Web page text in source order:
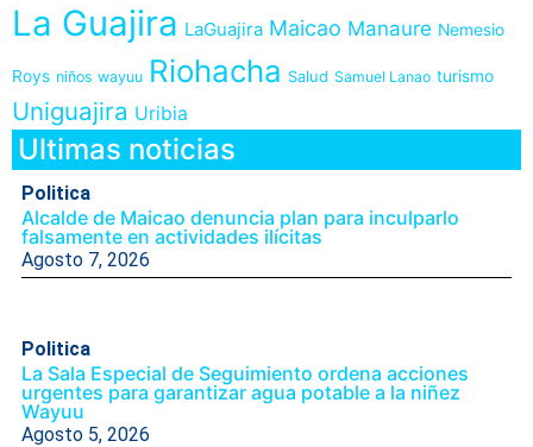
La Guajira LaGuajira Maicao Manaure Nemesio
Roys niños wayuu Riohacha Salud Samuel Lanao turismo
Uniguajira Uribia
Ultimas noticias
Politica
Alcalde de Maicao denuncia plan para inculparlo
falsamente en actividades ilícitas
Agosto 7, 2026
Politica
La Sala Especial de Seguimiento ordena acciones
urgentes para garantizar agua potable a la niñez
Wayuu
Agosto 5, 2026